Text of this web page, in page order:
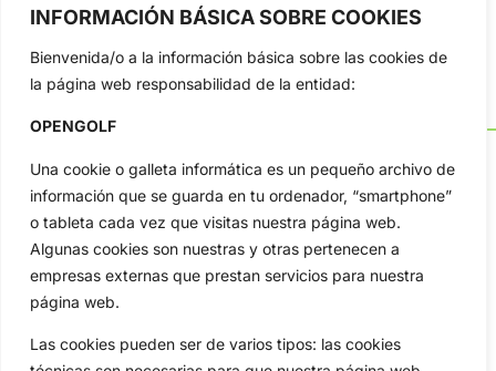
INFORMACIÓN BÁSICA SOBRE COOKIES
Bienvenida/o a la información básica sobre las cookies de
la página web responsabilidad de la entidad:
OPENGOLF
Una cookie o galleta informática es un pequeño archivo de
información que se guarda en tu ordenador, “smartphone”
o tableta cada vez que visitas nuestra página web.
Algunas cookies son nuestras y otras pertenecen a
empresas externas que prestan servicios para nuestra
página web.
Las cookies pueden ser de varios tipos: las cookies
OpenGolf ofrece toda la actualidad, información del golf
profesional y amateur, resultados en directo, vídeos, noticias,
Jon Rahm, LIV Golf, PGA Tour, Ryder Cup, DP World Tour, LPGA
Inicio Jon Rahm